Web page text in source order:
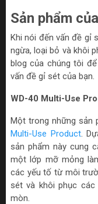
Sản phẩm của
Khi nói đến vấn đề gỉ
ngừa, loại bỏ và khôi
blog của chúng tôi
vấn đề gỉ sét của bạn.
WD-40 Multi-Use
Một trong những sản
Multi-Use Product.
sản phẩm này cung
một lớp mỡ mỏng
các yếu tố từ môi
sét và khôi phục
mòn.